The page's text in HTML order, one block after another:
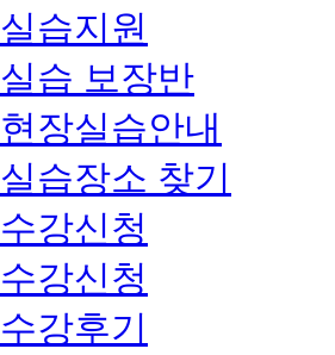
실습지원
실습 보장반
현장실습안내
실습장소 찾기
수강신청
수강신청
수강후기